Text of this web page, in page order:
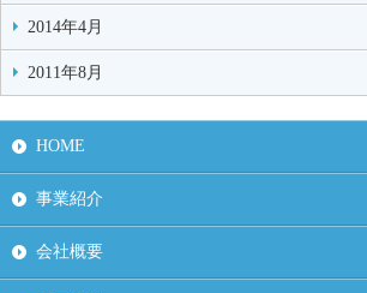
2014年4月
2011年8月
HOME
事業紹介
会社概要